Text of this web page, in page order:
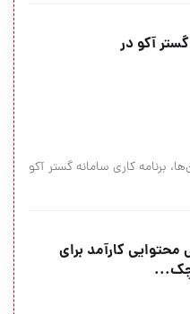
آکو در
برنامه کاری سامانه گستر آکو
محتوایی کارآمد برای